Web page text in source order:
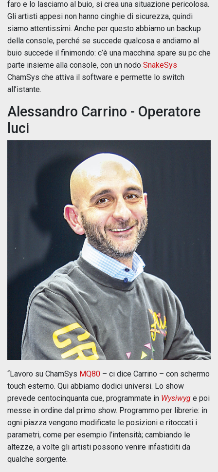
faro e lo lasciamo al buio, si crea una situazione pericolosa.
Gli artisti appesi non hanno cinghie di sicurezza, quindi
siamo attentissimi. Anche per questo abbiamo un backup
della console, perché se succede qualcosa e andiamo al
buio succede il finimondo: c’è una macchina spare su pc che
parte insieme alla console, con un nodo SnakeSys
ChamSys che attiva il software e permette lo switch
all’istante.
Alessandro Carrino - Operatore
luci
“Lavoro su ChamSys MQ80 – ci dice Carrino – con schermo
touch esterno. Qui abbiamo dodici universi. Lo show
prevede centocinquanta cue, programmate in Wysiwyg e poi
messe in ordine dal primo show. Programmo per librerie: in
ogni piazza vengono modificate le posizioni e ritoccati i
parametri, come per esempio l’intensità; cambiando le
altezze, a volte gli artisti possono venire infastiditi da
qualche sorgente.